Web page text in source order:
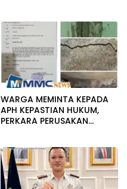
WARGA MEMINTA KEPADA
APH KEPASTIAN HUKUM,
PERKARA PERUSAKAN